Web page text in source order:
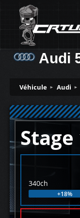
Audi
Véhicule Audi
Stage
340ch
+18%